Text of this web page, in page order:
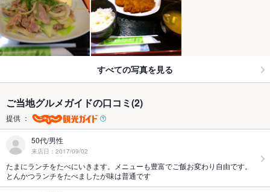
すべての写真を見る
ご当地グルメガイドの口コミ(2)
提供 ：
50代/男性
来店日：2017/09/02
たまにランチをたべにいきます。メニューも豊富でご飯お変わり自由です。
とんかつランチをたべましたが味は普通です